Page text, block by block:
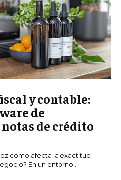
y contable:
de
de crédito
cómo afecta la exactitud
En un entorno...